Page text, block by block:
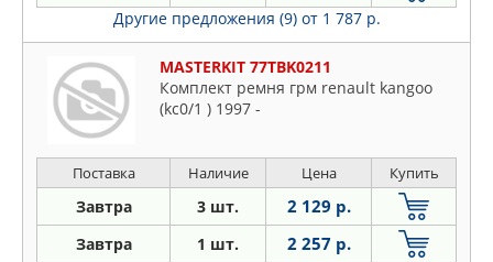
Другие предложения (9) от 1 787 р.
MASTERKIT 77TBK0211
Комплект ремня грм renault kangoo
(kc0/1 ) 1997 -
Поставка Наличие Цена Купить
Завтра 3 шт. 2 129 р.
Завтра 1 шт. 2 257 р.